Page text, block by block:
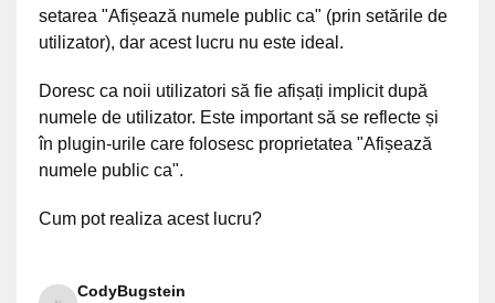
setarea "Afișează numele public ca" (prin setările de
utilizator), dar acest lucru nu este ideal.
Doresc ca noii utilizatori să fie afișați implicit după
numele de utilizator. Este important să se reflecte și
în plugin-urile care folosesc proprietatea "Afișează
numele public ca".
Cum pot realiza acest lucru?
CodyBugstein